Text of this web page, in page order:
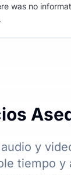
was no
y
tiempo y